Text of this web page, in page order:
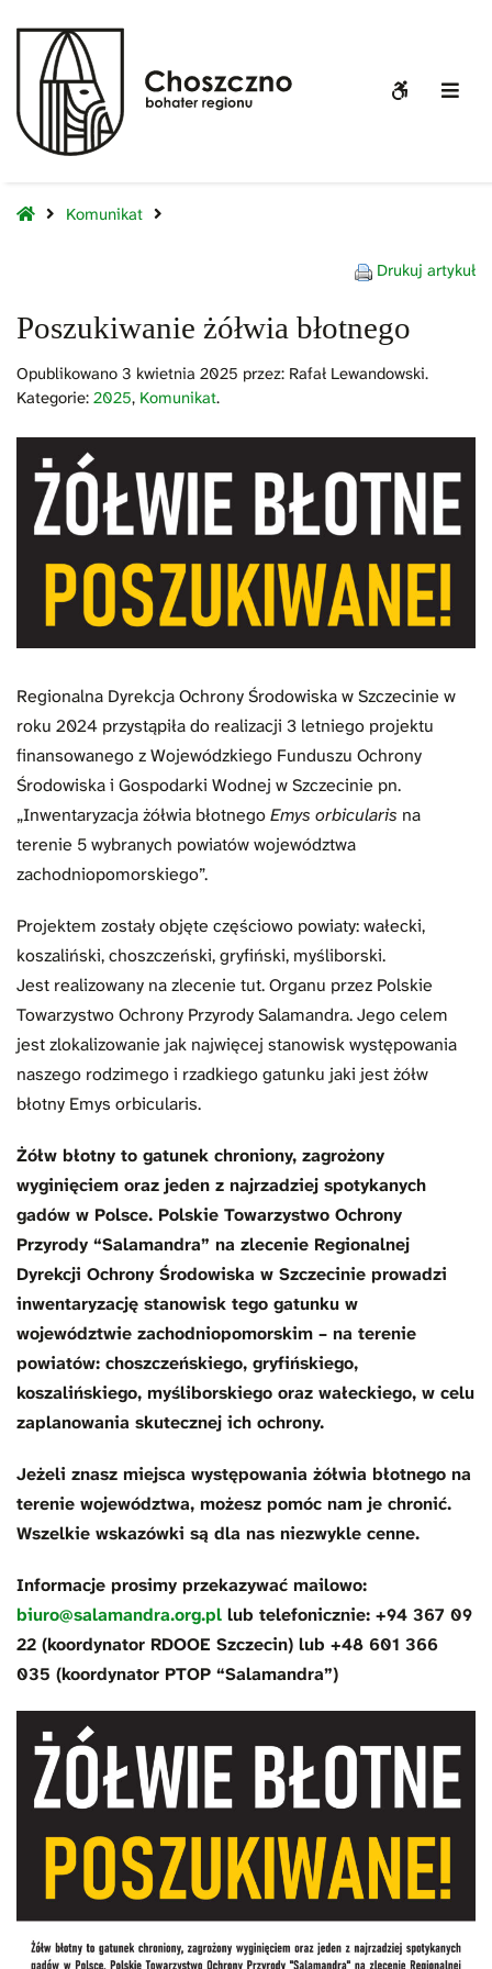
błotnego
WCAG
HomeKomunikat
Drukuj artykuł
Poszukiwanie żółwia błotnego
Opublikowano 3 kwietnia 2025 przez: Rafał Lewandowski.
Kategorie: 2025, Komunikat.
Regionalna Dyrekcja Ochrony Środowiska w Szczecinie w
roku 2024 przystąpiła do realizacji 3 letniego projektu
finansowanego z Wojewódzkiego Funduszu Ochrony
Środowiska i Gospodarki Wodnej w Szczecinie pn.
„Inwentaryzacja żółwia błotnegoEmys orbicularis na
terenie 5 wybranych powiatów województwa
zachodniopomorskiego”.
Projektem zostały objęte częściowo powiaty: wałecki,
koszaliński, choszczeński, gryfiński, myśliborski.
Jest realizowany na zlecenie tut. Organu przez Polskie
Towarzystwo Ochrony Przyrody Salamandra. Jego celem
jest zlokalizowanie jak najwięcej stanowisk występowania
naszego rodzimego i rzadkiego gatunku jaki jest żółw
błotny Emys orbicularis.
Żółw błotny to gatunek chroniony, zagrożony
wyginięciem oraz jeden z najrzadziej spotykanych
gadów w Polsce. Polskie Towarzystwo Ochrony
Przyrody “Salamandra” na zlecenie Regionalnej
Dyrekcji Ochrony Środowiska w Szczecinie prowadzi
inwentaryzację stanowisk tego gatunku w
województwie zachodniopomorskim – na terenie
powiatów: choszczeńskiego, gryfińskiego,
koszalińskiego, myśliborskiego oraz wałeckiego, w celu
zaplanowania skutecznej ich ochrony.
Jeżeli znasz miejsca występowania żółwia błotnego na
terenie województwa, możesz pomóc nam je chronić.
Wszelkie wskazówki są dla nas niezwykle cenne.
Informacje prosimy przekazywać mailowo:
biuro@salamandra.org.pl lub telefonicznie: +94 367 09
22 (koordynator RDOOE Szczecin) lub +48 601 366
035 (koordynator PTOP “Salamandra”)